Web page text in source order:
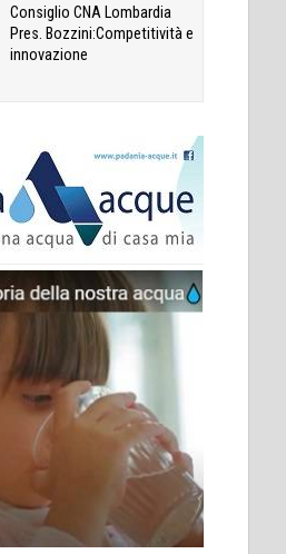
Consiglio CNA Lombardia
Pres. Bozzini:Competitività e
innovazione